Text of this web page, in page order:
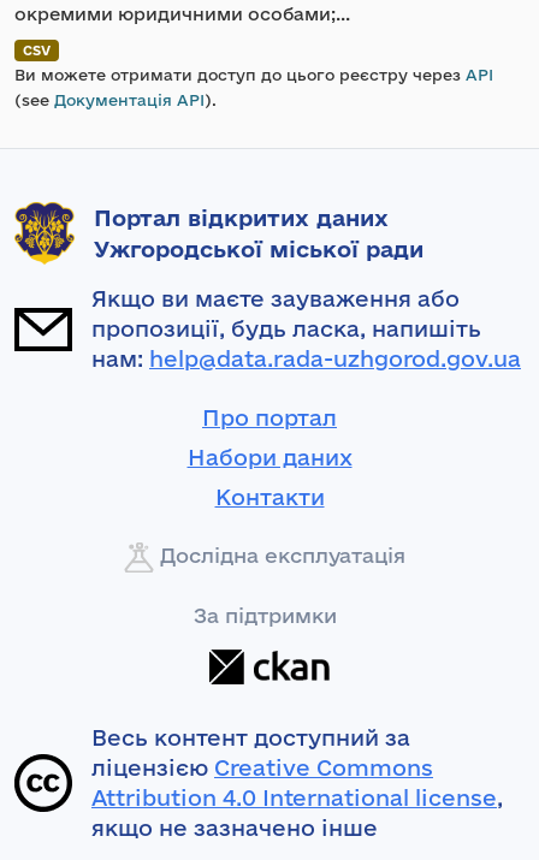
окремими юридичними особами;...
CSV
Ви можете отримати доступ до цього реєстру через API
(see Документація API).
Портал відкритих даних
Ужгородської міської ради
Якщо ви маєте зауваження або
пропозиції, будь ласка, напишіть
нам: help@data.rada-uzhgorod.gov.ua
Про портал
Набори даних
Контакти
Дослідна експлуатація
За підтримки
Весь контент доступний за
ліцензією Creative Commons
Attribution 4.0 International license,
якщо не зазначено інше